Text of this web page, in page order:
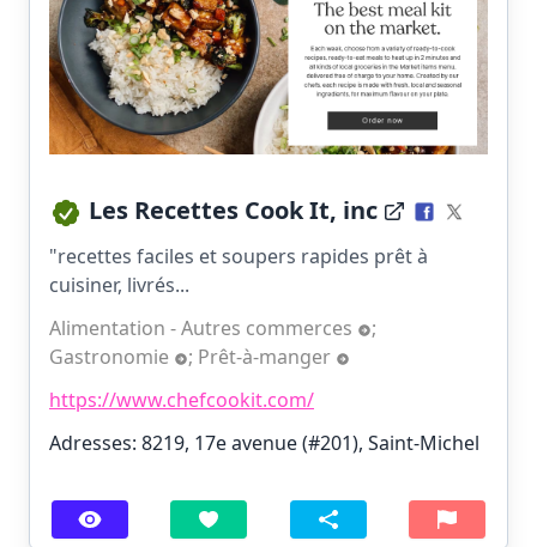
Les Recettes Cook It, inc
"recettes faciles et soupers rapides prêt à
cuisiner, livrés...
Alimentation - Autres commerces
;
Gastronomie
; Prêt-à-manger
https://www.chefcookit.com/
Adresses: 8219, 17e avenue (#201), Saint-Michel